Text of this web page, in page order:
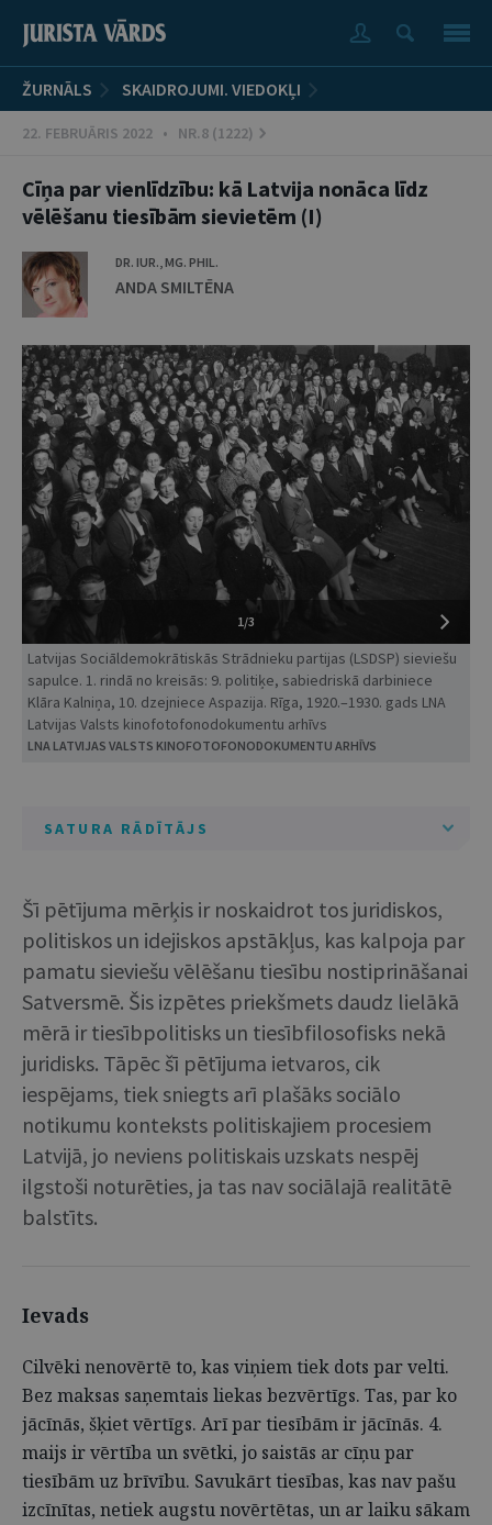
ŽURNĀLS SKAIDROJUMI. VIEDOKĻI
22. FEBRUĀRIS 2022 • NR.8 (1222)
Cīņa par vienlīdzību: kā Latvija nonāca līdz
vēlēšanu tiesībām sievietēm (I)
DR. IUR., MG. PHIL.
ANDA SMILTĒNA
1/3
Latvijas Sociāldemokrātiskās Strādnieku partijas (LSDSP) sieviešu
sapulce. 1. rindā no kreisās: 9. politiķe, sabiedriskā darbiniece
Klāra Kalniņa, 10. dzejniece Aspazija. Rīga, 1920.–1930. gads LNA
Latvijas Valsts kinofotofonodokumentu arhīvs
LNA LATVIJAS VALSTS KINOFOTOFONODOKUMENTU ARHĪVS
SATURA RĀDĪTĀJS
Šī pētījuma mērķis ir noskaidrot tos juridiskos,
politiskos un idejiskos apstākļus, kas kalpoja par
pamatu sieviešu vēlēšanu tiesību nostiprināšanai
Satversmē. Šis izpētes priekšmets daudz lielākā
mērā ir tiesībpolitisks un tiesībfilosofisks nekā
juridisks. Tāpēc šī pētījuma ietvaros, cik
iespējams, tiek sniegts arī plašāks sociālo
notikumu konteksts politiskajiem procesiem
Latvijā, jo neviens politiskais uzskats nespēj
ilgstoši noturēties, ja tas nav sociālajā realitātē
balstīts.
Ievads
Cilvēki nenovērtē to, kas viņiem tiek dots par velti.
Bez maksas saņemtais liekas bezvērtīgs. Tas, par ko
jācīnās, šķiet vērtīgs. Arī par tiesībām ir jācīnās. 4.
maijs ir vērtība un svētki, jo saistās ar cīņu par
tiesībām uz brīvību. Savukārt tiesības, kas nav pašu
izcīnītas, netiek augstu novērtētas, un ar laiku sākam